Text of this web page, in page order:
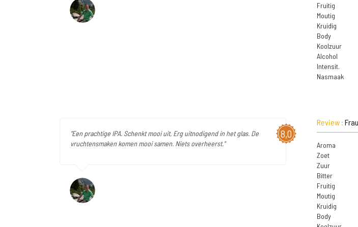
Fruitig
Moutig
Kruidig
Body
Koolzuur
Alcohol
Intensit.
Nasmaak
8,0
"Een prachtige IPA. Schenkt mooi uit, Erg uitnodigend in het glas. De
vruchtensmaken komen mooi samen. Niets overheerst."
Review :
Aroma
Zoet
Zuur
Bitter
Fruitig
Moutig
Kruidig
Body